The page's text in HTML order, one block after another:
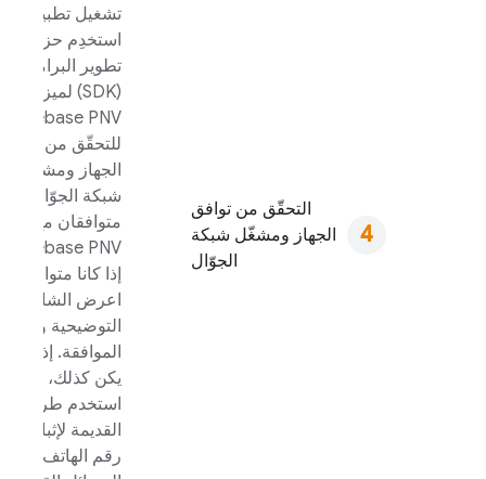
التحقّق من توافق
الجهاز ومشغّل شبكة
الجوّال
تشغيل تطبيقك،
استخدِم حزمة
تطوير البرامج
(SDK) لميزة
Firebase PNV
للتحقّق من أنّ
الجهاز ومشغّل
شبكة الجوّال
متوافقان مع
Firebase PNV
إذا كانا متوافقَين ،
اعرض الشاشة
التوضيحية
الموافقة. إذا لم
يكن كذلك،
استخدم طريقتك
القديمة لإثبات
رقم الهاتف، مثل